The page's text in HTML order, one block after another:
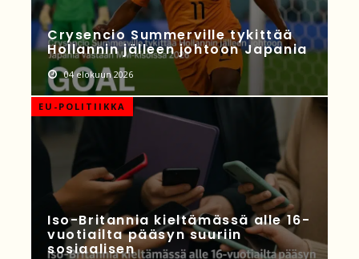
Crysencio Summerville tykittää
Hollannin jälleen johtoon Japania
04 elokuun 2026
EU-POLITIIKKA
Iso-Britannia kieltämässä alle 16-
vuotiailta pääsyn suuriin
sosiaalisen